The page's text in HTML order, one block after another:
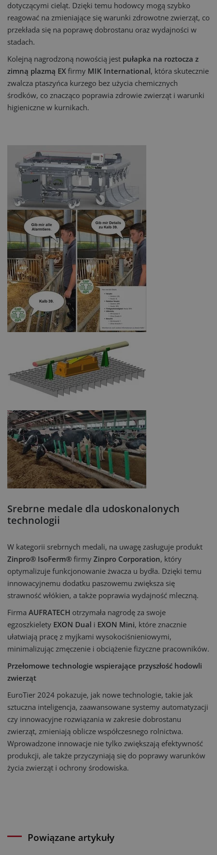
dotyczącymi cieląt. Dzięki temu hodowcy mogą szybko
reagować na zmieniające się warunki zdrowotne zwierząt, co
przekłada się na poprawę dobrostanu oraz wydajności w
stadach.
Kolejną nagrodzoną nowością jest pułapka na roztocza z
zimną plazmą EX firmy MIK International, która skutecznie
zwalcza ptaszyńca kurzego bez użycia chemicznych
środków, co znacząco poprawia zdrowie zwierząt i warunki
higieniczne w kurnikach.
Srebrne medale dla udoskonalonych
technologii
W kategorii srebrnych medali, na uwagę zasługuje produkt
Zinpro® IsoFerm® firmy Zinpro Corporation, który
optymalizuje funkcjonowanie żwacza u bydła. Dzięki temu
innowacyjnemu dodatku paszowemu zwiększa się
strawność włókien, a także poprawia wydajność mleczną.
Firma AUFRATECH otrzymała nagrodę za swoje
egzoszkielety EXON Dual i EXON Mini, które znacznie
ułatwiają pracę z myjkami wysokociśnieniowymi,
minimalizując zmęczenie i obciążenie fizyczne pracowników.
Przełomowe technologie wspierające przyszłość hodowli
zwierząt
EuroTier 2024 pokazuje, jak nowe technologie, takie jak
sztuczna inteligencja, zaawansowane systemy automatyzacji
czy innowacyjne rozwiązania w zakresie dobrostanu
zwierząt, zmieniają oblicze współczesnego rolnictwa.
Wprowadzone innowacje nie tylko zwiększają efektywność
produkcji, ale także przyczyniają się do poprawy warunków
życia zwierząt i ochrony środowiska.
Powiązane artykuły